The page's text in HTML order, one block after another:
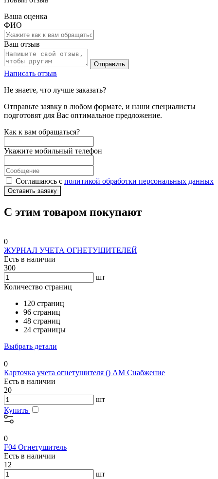
Ваша оценка
ФИО
Ваш отзыв
Отправить
Написать отзыв
Не знаете, что лучше заказать?
Отправьте заявку в любом формате, и наши специалисты
подготовят для Вас оптимальное предложение.
Как к вам обращаться?
Укажите мобильный телефон
Соглашаюсь с политикой обработки персональных данных
Оставить заявку
С этим товаром покупают
0
ЖУРНАЛ УЧЕТА ОГНЕТУШИТЕЛЕЙ
Есть в наличии
300
шт
Количество страниц
120 страниц
96 страниц
48 страниц
24 страницы
Выбрать детали
0
Карточка учета огнетушителя () АМ Снабжение
Есть в наличии
20
шт
Купить
0
F04 Огнетушитель
Есть в наличии
12
шт